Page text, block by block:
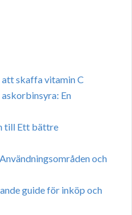
skaffa vitamin C
En
till Ett bättre
och
guide för inköp och